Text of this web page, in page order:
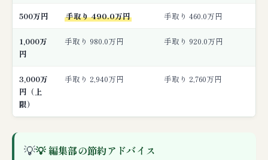
500万円 手取り 490.0万円 手取り 460.0万円
1,000万
円
手取り 980.0万円 手取り 920.0万円
3,000万
円（上
限）
手取り 2,940万円 手取り 2,760万円
💡💡 編集部の節約アドバイス